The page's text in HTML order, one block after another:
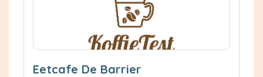
Eetcafe De Barrier